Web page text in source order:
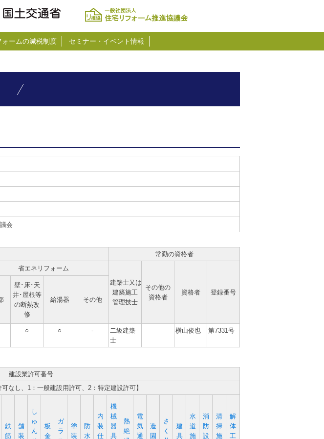
ォームの減税制度 セミナー・イベント情報
会
常勤の資格者
省エネリフォーム
建築士又は
建築施工
管理技士
その他の
資格者
資格者 登録番号
壁･床･天
井･屋根等
の断熱改
修
給湯器 その他
○ ○ -
二級建築
士
横山俊也 第7331号
建設業許可番号
なし、1：一般建設用許可、2：特定建設許可】
鉄
筋
舗
装
し
ゅ
ん
板
金
ガ
ラ
塗
装
防
水
内
装
仕
機
械
器
具
熱
絶
電
気
通
造
園
さ
く
建
具
水
道
施
消
防
設
清
掃
施
解
体
工